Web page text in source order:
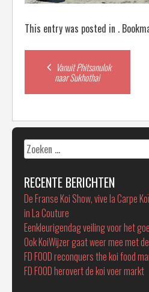
This entry was posted in .
Post
navigation
Vanuit Phitsanulok
naar Sukhothai
Zoeken
naar:
RECENTE BERICHTEN
De Franse Koi Show, vive la Carpe
in La Couture
Eenkleurigendag veiling voor het
Ook KoiWijzer gaat weer mee met
FD FOOD reconquers the koi food
FD FOOD herovert de koi voer markt